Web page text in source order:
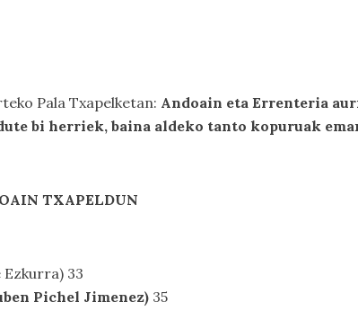
Pala Txapelketan: Andoain eta Errenteria
bi herriek, baina aldeko tanto kopuruak
TXAPELDUN
33
Pichel Jimenez) 35